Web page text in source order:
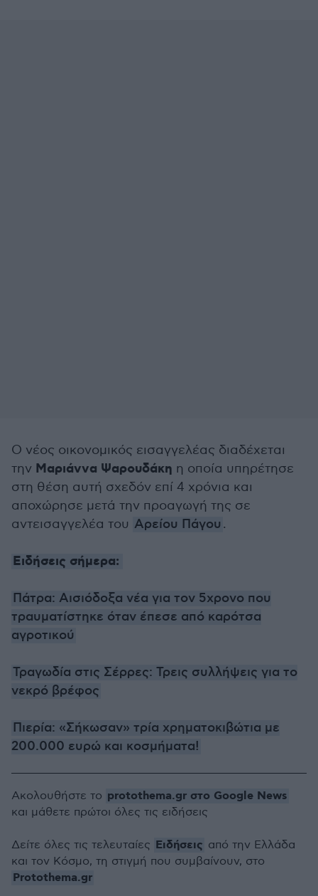
Ο νέος οικονομικός εισαγγελέας διαδέχεται
την Μαριάννα Ψαρουδάκη η οποία υπηρέτησε
στη θέση αυτή σχεδόν επί 4 χρόνια και
αποχώρησε μετά την προαγωγή της σε
αντεισαγγελέα του Αρείου Πάγου .
Ειδήσεις σήμερα:
Πάτρα: Αισιόδοξα νέα για τον 5χρονο που
τραυματίστηκε όταν έπεσε από καρότσα
αγροτικού
Τραγωδία στις Σέρρες: Τρεις συλλήψεις για το
νεκρό βρέφος
Πιερία: «Σήκωσαν» τρία χρηματοκιβώτια με
200.000 ευρώ και κοσμήματα!
Ακολουθήστε το protothema.gr στο Google News
και μάθετε πρώτοι όλες τις ειδήσεις
Δείτε όλες τις τελευταίες Ειδήσεις από την Ελλάδα
και τον Κόσμο, τη στιγμή που συμβαίνουν, στο
Protothema.gr